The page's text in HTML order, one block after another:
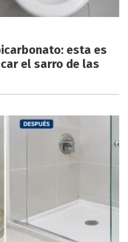
esta es
el sarro de las